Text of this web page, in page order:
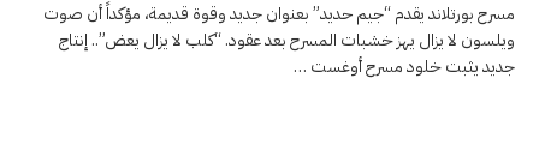
مسرح بورتلاند يقدم “جيم حديد” بعنوان جديد وقوة قديمة، مؤكداً أن صوت
ويلسون لا يزال يهز خشبات المسرح بعد عقود. “كلب لا يزال يعض”.. إنتاج
جديد يثبت خلود مسرح أوغست …